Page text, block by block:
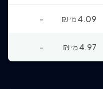
4.09 מ׳ ₪
-
4.97 מ׳ ₪
-